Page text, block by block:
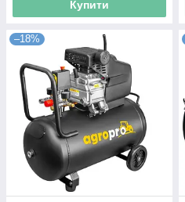
Купити
–18%